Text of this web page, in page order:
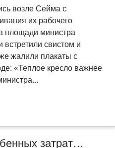
возле Сейма с
их рабочего
площади министра
встретили свистом и
жалили плакаты с
«Теплое кресло важнее
затрат…